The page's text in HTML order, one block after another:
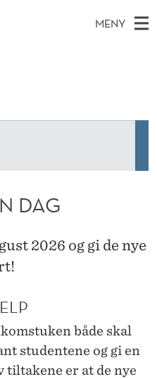
MENY
DAG
2026 og gi de nye
både skal
studentene og gi en
tiltakene er at de nye